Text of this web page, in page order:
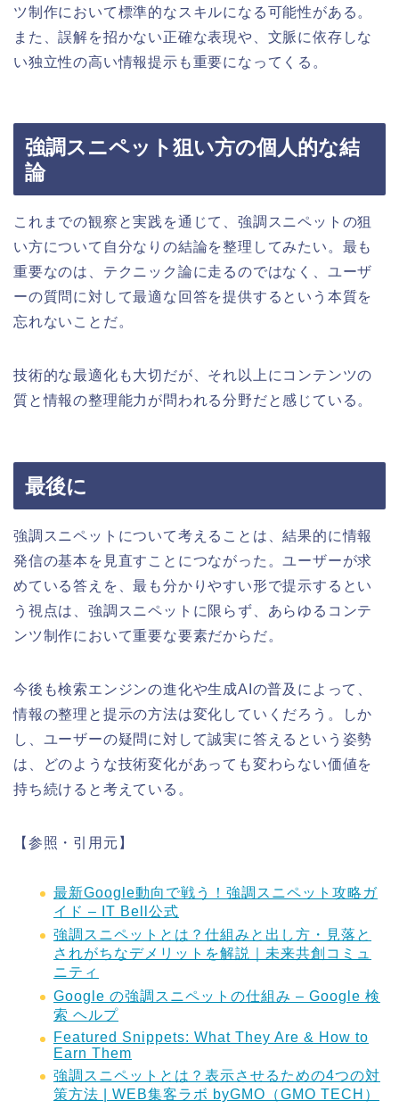
ツ制作において標準的なスキルになる可能性がある。
また、誤解を招かない正確な表現や、文脈に依存しな
い独立性の高い情報提示も重要になってくる。
強調スニペット狙い方の個人的な結
論
これまでの観察と実践を通じて、強調スニペットの狙
い方について自分なりの結論を整理してみたい。最も
重要なのは、テクニック論に走るのではなく、ユーザ
ーの質問に対して最適な回答を提供するという本質を
忘れないことだ。
技術的な最適化も大切だが、それ以上にコンテンツの
質と情報の整理能力が問われる分野だと感じている。
最後に
強調スニペットについて考えることは、結果的に情報
発信の基本を見直すことにつながった。ユーザーが求
めている答えを、最も分かりやすい形で提示するとい
う視点は、強調スニペットに限らず、あらゆるコンテ
ンツ制作において重要な要素だからだ。
今後も検索エンジンの進化や生成AIの普及によって、
情報の整理と提示の方法は変化していくだろう。しか
し、ユーザーの疑問に対して誠実に答えるという姿勢
は、どのような技術変化があっても変わらない価値を
持ち続けると考えている。
【参照・引用元】
最新Google動向で戦う！強調スニペット攻略ガ
イド – IT Bell公式
強調スニペットとは？仕組みと出し方・見落と
されがちなデメリットを解説｜未来共創コミュ
ニティ
Google の強調スニペットの仕組み – Google 検
索 ヘルプ
Featured Snippets: What They Are & How to
Earn Them
強調スニペットとは？表示させるための4つの対
策方法 | WEB集客ラボ byGMO（GMO TECH）